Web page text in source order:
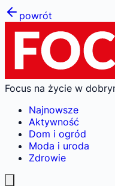
powrót
Focus na życie w
Najnowsze
Aktywność
Dom i ogród
Moda i uroda
Zdrowie